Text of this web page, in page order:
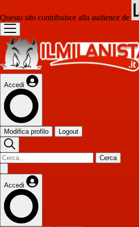
Questo sito contribuisce alla audience de
Accedi
Modifica profilo Logout
Cerca
Accedi